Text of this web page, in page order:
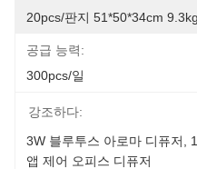
20pcs/판지 51*50*34cm
공급 능력:
300pcs/일
강조하다:
3W 블루투스 아로마 디퓨저
앱 제어 오피스 디퓨저